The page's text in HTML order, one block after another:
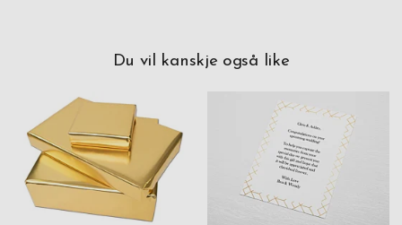
Du vil kanskje også like